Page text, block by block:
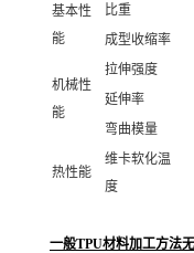
基本性
能
比重
成型收缩率
机械性
能
拉伸强度
延伸率
弯曲模量
热性能
维卡软化温
度
一般TPU材料加工方法